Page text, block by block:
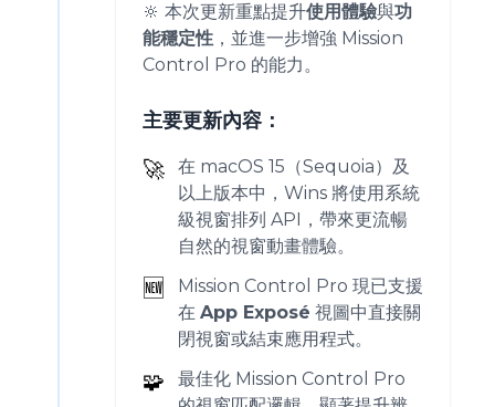
🔆 本次更新重點提升使用體驗與功
能穩定性 ，並進一步增強 Mission
Control Pro 的能力。
主要更新內容：
🚀
在 macOS 15（Sequoia）及
以上版本中，Wins 將使用系統
級視窗排列 API，帶來更流暢
自然的視窗動畫體驗。
🆕
Mission Control Pro 現已支援
在 App Exposé 視圖中直接關
閉視窗或結束應用程式。
🧩
最佳化 Mission Control Pro